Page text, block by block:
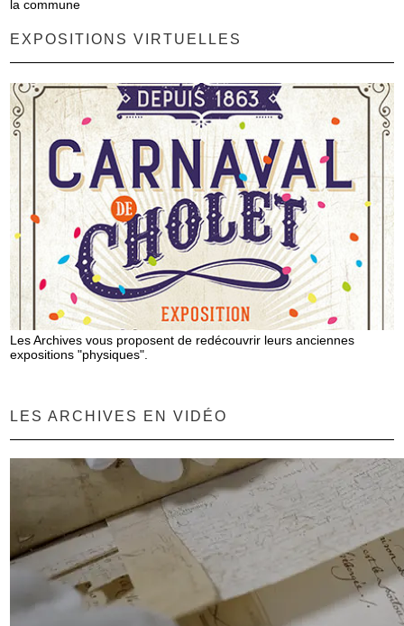
la commune
EXPOSITIONS VIRTUELLES
Les Archives vous proposent de redécouvrir leurs anciennes
expositions "physiques".
LES ARCHIVES EN VIDÉO